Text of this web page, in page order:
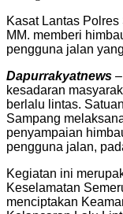
Kasat Lantas
MM. memberi
pengguna jalan
Dapurrakyatnews
kesadaran
berlalu lintas.
Sampang
penyampaian
pengguna jalan,
Kegiatan ini
Keselamatan
menciptakan